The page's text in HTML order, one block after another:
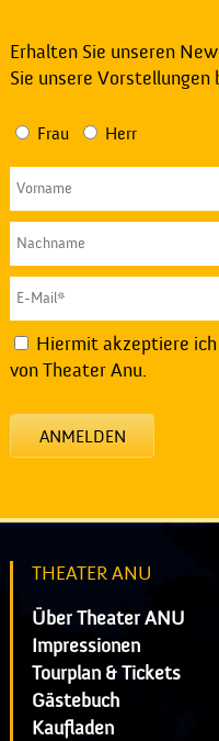
Erhalten Sie unseren
Sie unsere Vorstellungen
Frau Herr
Hiermit akzeptiere ich
von Theater Anu.
ANMELDEN
THEATER ANU
Über Theater ANU
Impressionen
Tourplan & Tickets
Gästebuch
Kaufladen